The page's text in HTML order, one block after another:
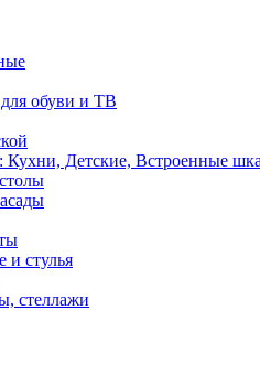
обуви и ТВ
Кухни, Детские, Встроенные
и стулья
стеллажи